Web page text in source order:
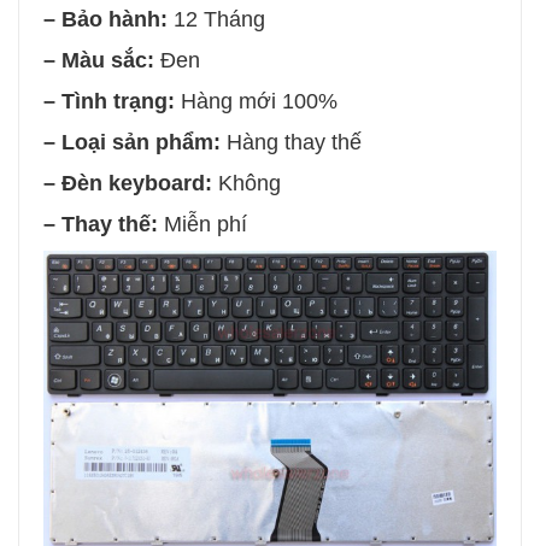
– Bảo hành: 12 Tháng
– Màu sắc: Đen
– Tình trạng: Hàng mới 100%
– Loại sản phẩm: Hàng thay thế
– Đèn keyboard: Không
– Thay thế: Miễn phí